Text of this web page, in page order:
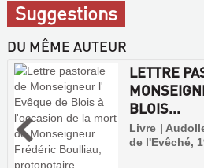
Suggestions
DU MÊME AUTEUR
LETTRE
BLOIS...
Livre |
de l'Evêché,